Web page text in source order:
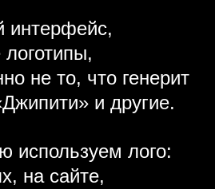
интерфейс,
не то, что генерит
и другие.
используем лого:
на сайте,